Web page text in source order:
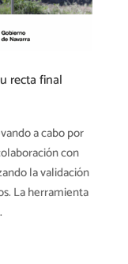
recta final
a cabo por
con
la validación
La herramienta